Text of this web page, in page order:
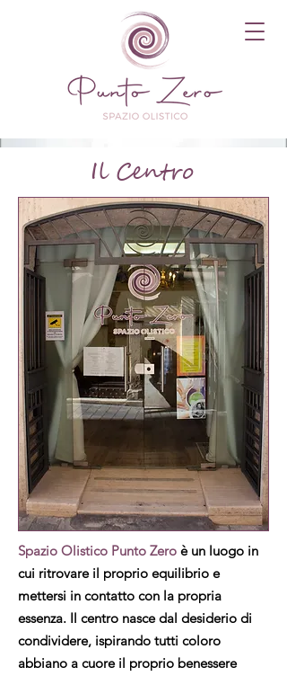
Il Centro
Spazio Olistico Punto Zero è un luogo in
cui ritrovare il proprio equilibrio e
mettersi in contatto con la propria
essenza. Il centro nasce dal desiderio di
condividere, ispirando tutti coloro
abbiano a cuore il proprio benessere